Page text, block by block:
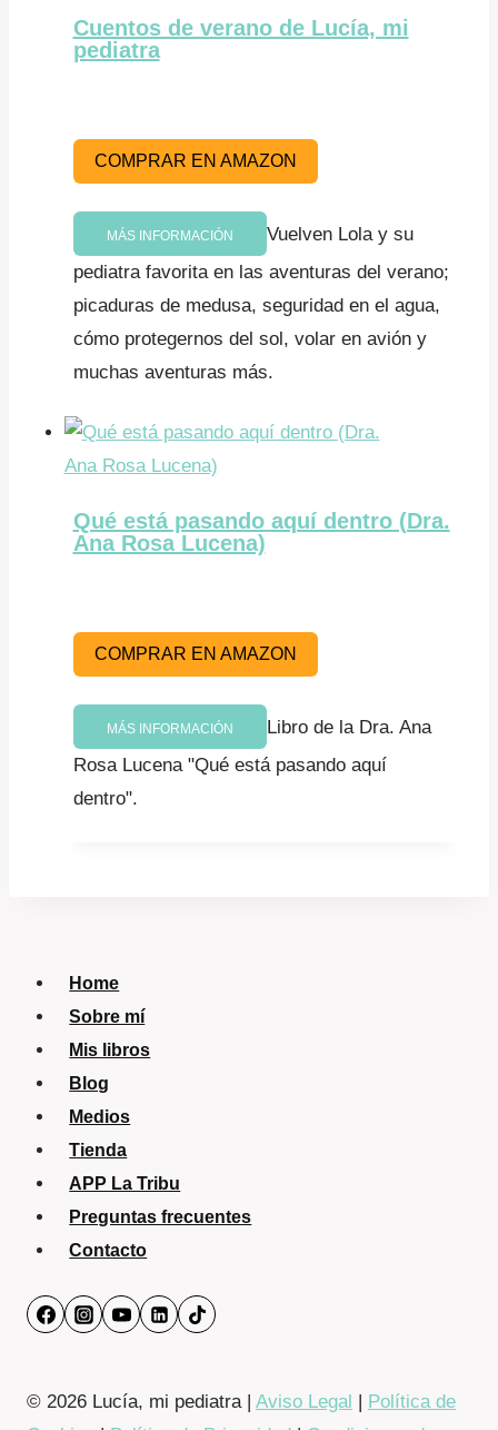
Cuentos de verano de Lucía, mi
pediatra
COMPRAR EN AMAZON
MÁS INFORMACIÓN
Vuelven Lola y su
pediatra favorita en las aventuras del verano;
picaduras de medusa, seguridad en el agua,
cómo protegernos del sol, volar en avión y
muchas aventuras más.
Qué está pasando aquí dentro (Dra.
Ana Rosa Lucena)
COMPRAR EN AMAZON
MÁS INFORMACIÓN
Libro de la Dra. Ana
Rosa Lucena "Qué está pasando aquí
dentro".
Home
Sobre mí
Mis libros
Blog
Medios
Tienda
APP La Tribu
Preguntas frecuentes
Contacto
© 2026 Lucía, mi pediatra | Aviso Legal | Política de